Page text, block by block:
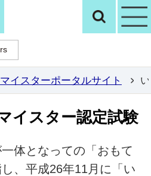
観光いばらき検
イスターポータルサイト
イスター認定試験
体となっての「おもて
、平成26年11月に「い